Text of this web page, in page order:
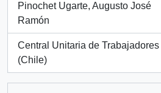
Pinochet Ugarte, Augusto José
Ramón
, 1 results
Central Unitaria de Trabajadores
(Chile)
, 1 results